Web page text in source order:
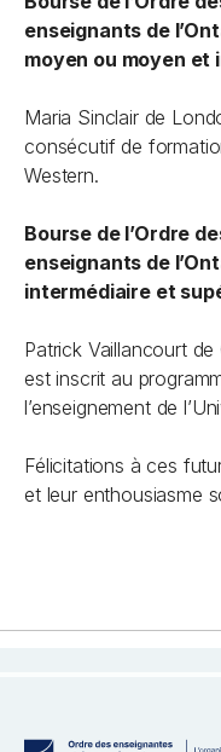
enseignants de
moyen ou moyen et
Maria Sinclair de
consécutif de
Western.
Bourse de l’Ordre
enseignants de
intermédiaire et
Patrick Vaillancourt
est inscrit au
l’enseignement de
Félicitations à ces
et leur enthousiasme